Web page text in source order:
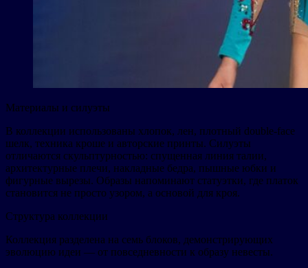
Материалы и силуэты
В коллекции использованы хлопок, лен, плотный double-face
шелк, техника кроше и авторские принты. Силуэты
отличаются скульптурностью: спущенная линия талии,
архитектурные плечи, накладные бедра, пышные юбки и
фигурные вырезы. Образы напоминают статуэтки, где платок
становится не просто узором, а основой для кроя.
Структура коллекции
Коллекция разделена на семь блоков, демонстрирующих
эволюцию идеи — от повседневности к образу невесты.